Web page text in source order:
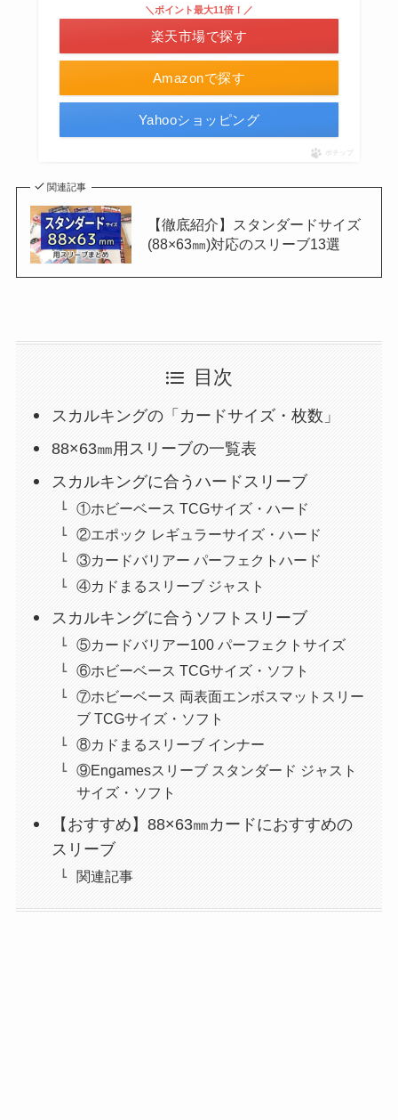
Amazonで探す
＼ポイント最大11倍！／
楽天市場で探す
Yahooショッピング
ポチップ
関連記事
【徹底紹介】スタンダードサイズ
(88×63㎜)対応のスリーブ13選
目次
スカルキングの「カードサイズ・枚数」
88×63㎜用スリーブの一覧表
スカルキングに合うハードスリーブ
①ホビーベース TCGサイズ・ハード
②エポック レギュラーサイズ・ハード
③カードバリアー パーフェクトハード
④カドまるスリーブ ジャスト
スカルキングに合うソフトスリーブ
⑤カードバリアー100 パーフェクトサイズ
⑥ホビーベース TCGサイズ・ソフト
⑦ホビーベース 両表面エンボスマットスリー
ブ TCGサイズ・ソフト
⑧カドまるスリーブ インナー
⑨Engamesスリーブ スタンダード ジャスト
サイズ・ソフト
【おすすめ】88×63㎜カードにおすすめの
スリーブ
関連記事